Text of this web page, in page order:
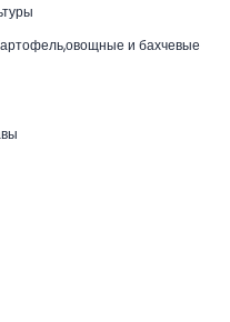
и бахчевые